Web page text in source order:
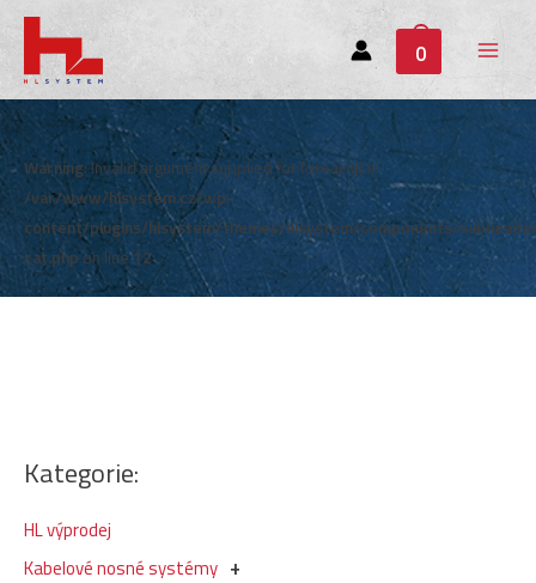
0
Main
Menu
Kategorie:
HL výprodej
Kabelové nosné systémy
Warning: Invalid argument supplied for foreach() in
/var/www/hlsystem.cz/wp-
content/plugins/hlsystem/themes/hlsystem/components/
cat.phpon line12